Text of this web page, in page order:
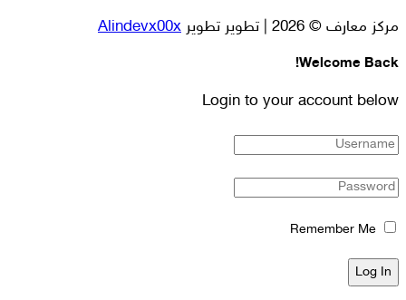
مركز معارف © 2026 | تطوير تطوير Alindevx00x
Welcome Back!
Login to your account below
Remember Me